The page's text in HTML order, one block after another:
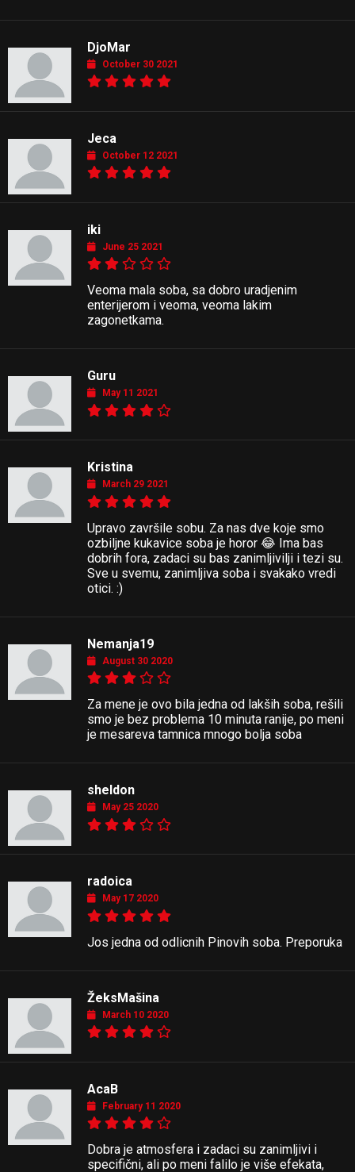
DjoMar
October 30 2021
Jeca
October 12 2021
iki
June 25 2021
Veoma mala soba, sa dobro uradjenim
enterijerom i veoma, veoma lakim
zagonetkama.
Guru
May 11 2021
Kristina
March 29 2021
Upravo završile sobu. Za nas dve koje smo
ozbiljne kukavice soba je horor 😂 Ima bas
dobrih fora, zadaci su bas zanimljivilji i tezi su.
Sve u svemu, zanimljiva soba i svakako vredi
otici. :)
Nemanja19
August 30 2020
Za mene je ovo bila jedna od lakših soba, rešili
smo je bez problema 10 minuta ranije, po meni
je mesareva tamnica mnogo bolja soba
sheldon
May 25 2020
radoica
May 17 2020
Jos jedna od odlicnih Pinovih soba. Preporuka
ŽeksMašina
March 10 2020
AcaB
February 11 2020
Dobra je atmosfera i zadaci su zanimljivi i
specifični, ali po meni falilo je više efekata,